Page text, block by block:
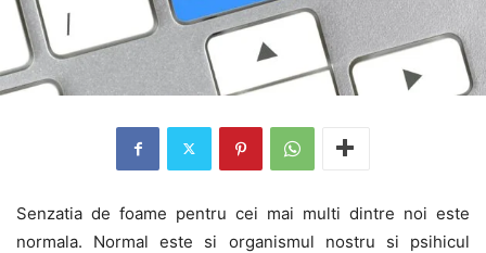
Senzatia de foame pentru cei mai multi dintre noi este
normala. Normal este si organismul nostru si psihicul